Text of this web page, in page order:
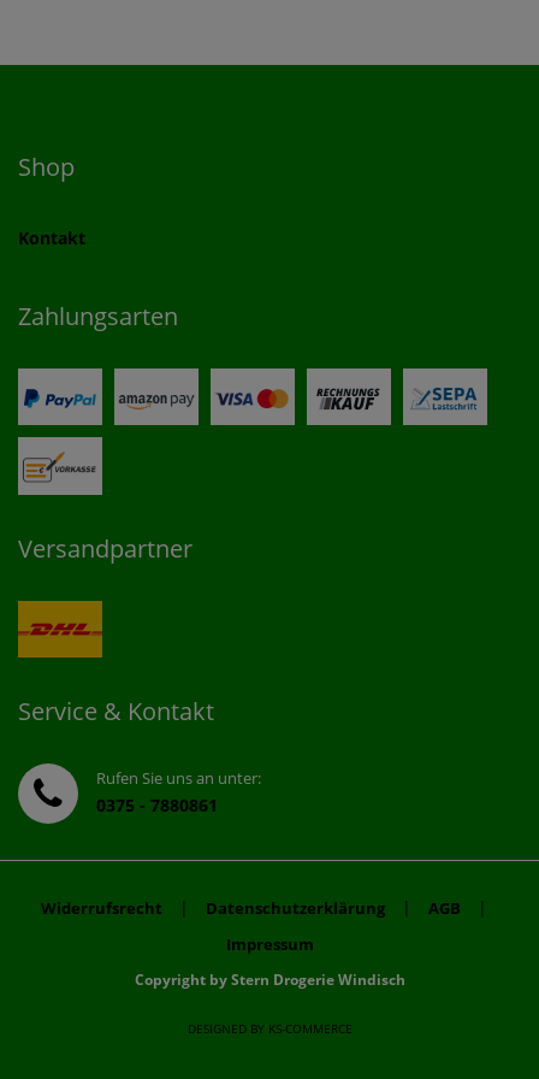
Shop
Kontakt
Zahlungsarten
Versandpartner
Service & Kontakt
Rufen Sie uns an unter:
0375 - 7880861
Widerrufsrecht | Datenschutzerklärung | AGB |
Impressum
Copyright by Stern Drogerie Windisch
DESIGNED BY KS-COMMERCE